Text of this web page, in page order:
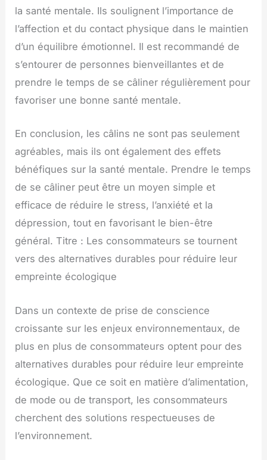
la santé mentale. Ils soulignent l’importance de
l’affection et du contact physique dans le maintien
d’un équilibre émotionnel. Il est recommandé de
s’entourer de personnes bienveillantes et de
prendre le temps de se câliner régulièrement pour
favoriser une bonne santé mentale.
En conclusion, les câlins ne sont pas seulement
agréables, mais ils ont également des effets
bénéfiques sur la santé mentale. Prendre le temps
de se câliner peut être un moyen simple et
efficace de réduire le stress, l’anxiété et la
dépression, tout en favorisant le bien-être
général. Titre : Les consommateurs se tournent
vers des alternatives durables pour réduire leur
empreinte écologique
Dans un contexte de prise de conscience
croissante sur les enjeux environnementaux, de
plus en plus de consommateurs optent pour des
alternatives durables pour réduire leur empreinte
écologique. Que ce soit en matière d’alimentation,
de mode ou de transport, les consommateurs
cherchent des solutions respectueuses de
l’environnement.